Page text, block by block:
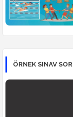
ÖRNEK SINAV